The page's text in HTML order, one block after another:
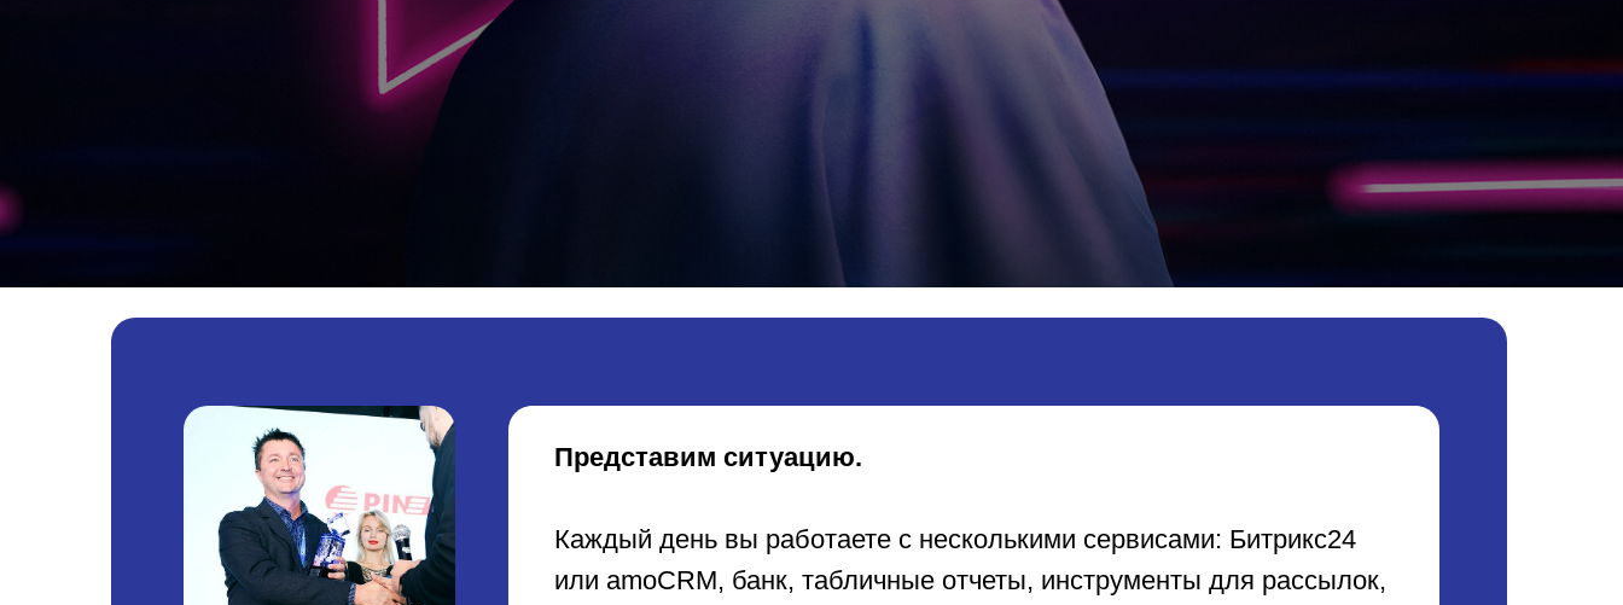
Представим ситуацию.
Каждый день вы работаете с несколькими сервисами: Битрикс24
или amoCRM, банк, табличные отчеты, инструменты для рассылок,